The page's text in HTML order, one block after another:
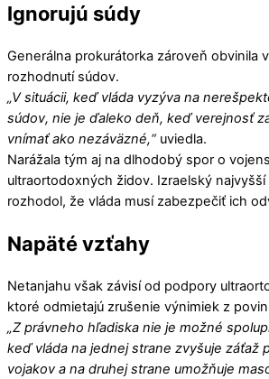
Ignorujú súdy
Generálna prokurátorka zároveň obvinila
rozhodnutí súdov.
„V situácii, keď vláda vyzýva na
súdov, nie je ďaleko deň, keď verejnosť
vnímať ako nezáväzné,“uviedla.
Narážala tým aj na dlhodobý spor o
ultraortodoxných židov. Izraelský
rozhodol, že vláda musí zabezpečiť ich
Napäté vzťahy
Netanjahu však závisí od podpory
ktoré odmietajú zrušenie výnimiek z
„Z právneho hľadiska nie je možné
keď vláda na jednej strane zvyšuje záťaž
vojakov a na druhej strane umožňuje